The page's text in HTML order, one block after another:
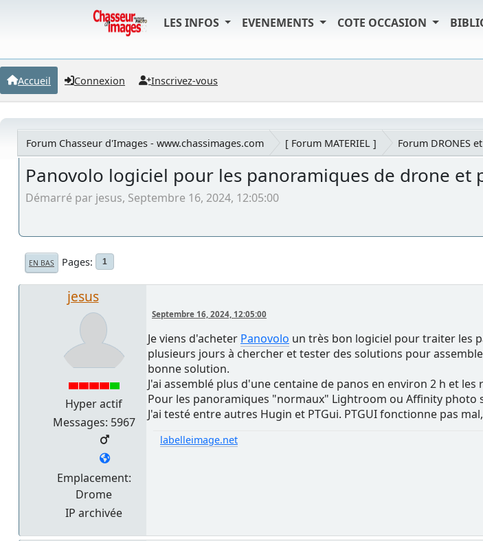
LES INFOS EVENEMENTS COTE OCCASION
Accueil Connexion Inscrivez-vous
Forum Chasseur d'Images - www.chassimages.com [ Forum MATERIEL ] Forum DRONES
Panovolo logiciel pour les panoramiques de drone et
Démarré par jesus, Septembre 16, 2024, 12:05:00
EN BAS Pages 1
jesus
Hyper actif
Messages: 5967
Emplacement:
Drome
IP archivée
Septembre 16, 2024, 12:05:00
Je viens d'acheter Panovolo un très bon logiciel pour traiter les
plusieurs jours à chercher et tester des solutions pour
bonne solution.
J'ai assemblé plus d'une centaine de panos en environ 2 h et
Pour les panoramiques "normaux" Lightroom ou Affinity photo
J'ai testé entre autres Hugin et PTGui. PTGUI fonctionne pas
labelleimage.net